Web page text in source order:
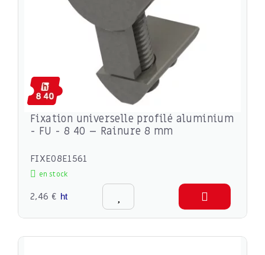
Fixation universelle profilé aluminium
- FU - 8 40 – Rainure 8 mm
FIXE08E1561
en stock
2,46 € ht